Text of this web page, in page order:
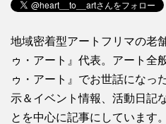
地域密着型アートフリマの老
ゥ・アート』代表。アート全
ゥ・アート』でお世話になっ
示＆イベント情報、活動日記
とを中心に記事にしています。